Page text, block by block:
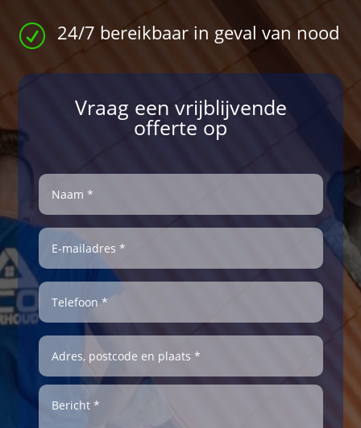
R 24/7 bereikbaar in geval van nood
Vraag een vrijblijvende
offerte op